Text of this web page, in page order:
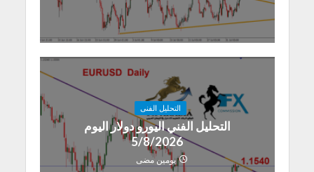
التحليل الفنى
التحليل الفني اليورو دولار اليوم
5/8/2026
يومين مضى